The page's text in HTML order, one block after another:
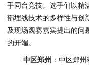
手同台竞技。选手们以精
部埋线技术的多样性与创
及现场观赛嘉宾提出的问
的开端。
中区郑州 ：中区郑